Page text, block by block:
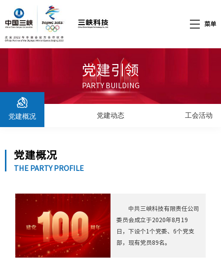
菜单
党建引领
PARTY BUILDING
党建概况 党建动态 工会活动
党建概况
THE PARTY PROFILE
中共三峡科技有限责任公司
委员会成立于2020年8月19
日，下设个1个党委、6个党支
部，现有党员89名。